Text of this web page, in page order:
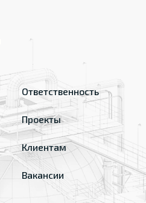
Ответственность
Проекты
Клиентам
Вакансии